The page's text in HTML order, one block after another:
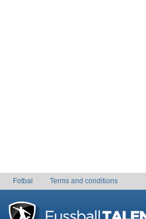
Fotbal Terms and conditions